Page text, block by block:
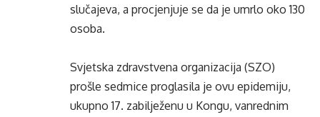
slučajeva, a procjenjuje se da je umrlo oko 130
osoba.
Svjetska zdravstvena organizacija (SZO)
prošle sedmice proglasila je ovu epidemiju,
ukupno 17. zabilježenu u Kongu, vanrednim